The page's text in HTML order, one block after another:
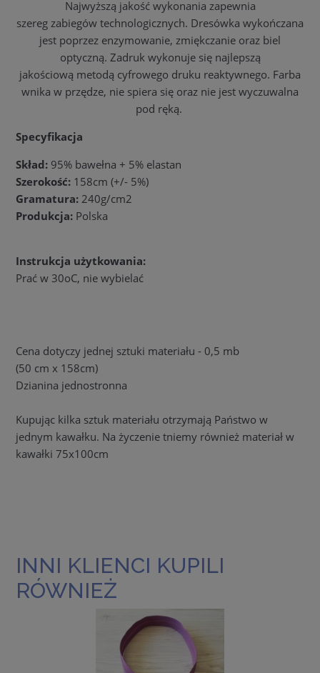
Najwyższą jakość wykonania zapewnia
szereg zabiegów technologicznych. Dresówka wykończana
jest poprzez enzymowanie, zmiękczanie oraz biel
optyczną. Zadruk wykonuje się najlepszą
jakościową metodą cyfrowego druku reaktywnego. Farba
wnika w przędze, nie spiera się oraz nie jest wyczuwalna
pod ręką.
Specyfikacja
Skład: 95% bawełna + 5% elastan
Szerokość: 158cm (+/- 5%)
Gramatura: 240g/cm2
Produkcja: Polska
Instrukcja użytkowania:
Prać w 30oC, nie wybielać
Cena dotyczy jednej sztuki materiału - 0,5 mb
(50 cm x 158cm)
Dzianina jednostronna
Kupując kilka sztuk materiału otrzymają Państwo w
jednym kawałku. Na życzenie tniemy również materiał w
kawałki 75x100cm
INNI KLIENCI KUPILI
RÓWNIEŻ